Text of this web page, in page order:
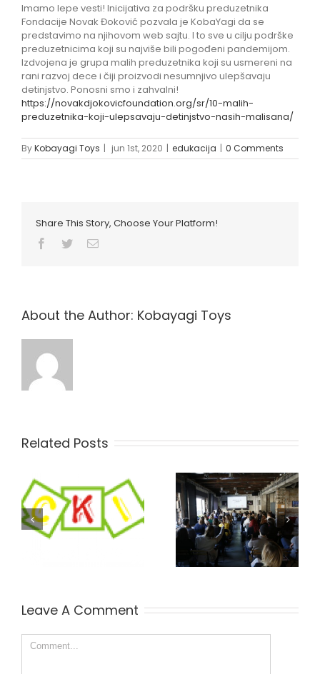
Imamo lepe vesti! Inicijativa za podršku preduzetnika
Fondacije Novak Đoković pozvala je KobaYagi da se
predstavimo na njihovom web sajtu. I to sve u cilju podrške
preduzetnicima koji su najviše bili pogođeni pandemijom.
Izdvojena je grupa malih preduzetnika koji su usmereni na
rani razvoj dece i čiji proizvodi nesumnjivo ulepšavaju
detinjstvo. Ponosni smo i zahvalni!
https://novakdjokovicfoundation.org/sr/10-malih-
preduzetnika-koji-ulepsavaju-detinjstvo-nasih-malisana/
ByKobayagi Toys | jun 1st, 2020 | edukacija | 0 Comments
Share This Story, Choose Your Platform!
Facebook
TwitterEmail
About the Author: Kobayagi Toys
Related Posts
KobaYagi na panelu
Originalni lideri.
Mr Hag čekajući
Metro
Leave A Comment
Comment